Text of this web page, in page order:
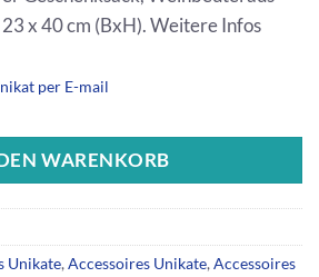
x 40 cm (BxH). Weitere Infos
per E-mail
WARENKORB
Unikate,Accessoires Unikate,Accessoires